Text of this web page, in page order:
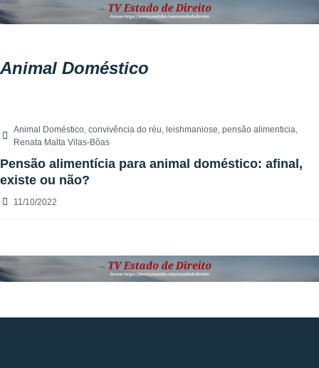
Animal Doméstico
Animal Doméstico, convivência do réu, leishmaniose, pensão alimenticia,
Renata Malta Vilas-Bôas
Pensão alimentícia para animal doméstico: afinal,
existe ou não?
11/10/2022